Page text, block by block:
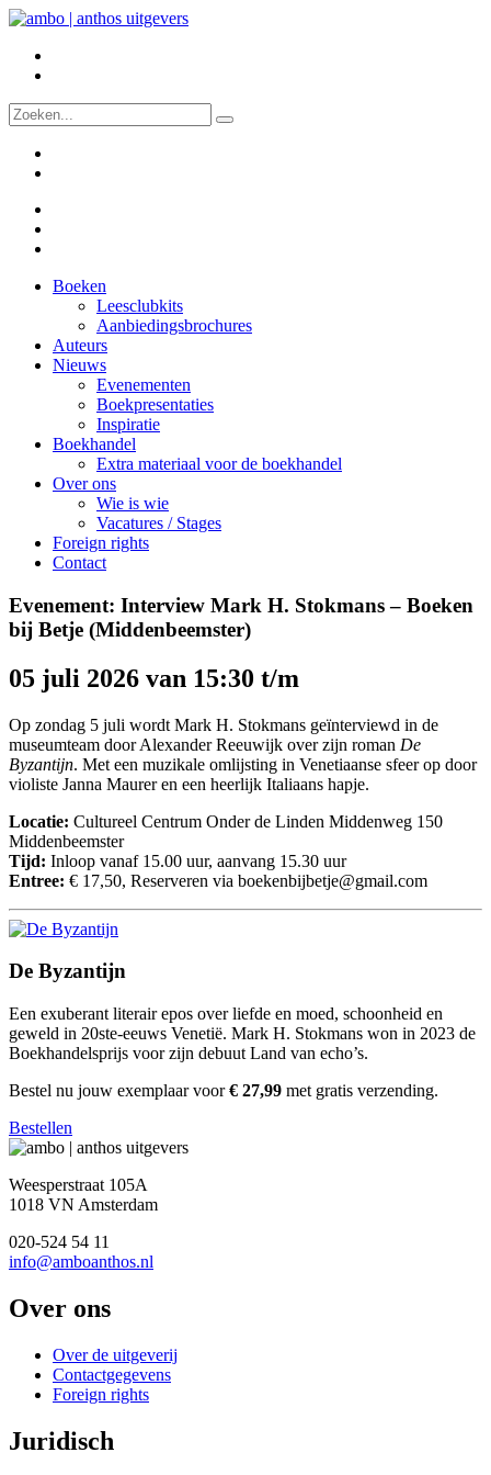
Boeken
Leesclubkits
Aanbiedingsbrochures
Auteurs
Nieuws
Evenementen
Boekpresentaties
Inspiratie
Boekhandel
Extra materiaal voor de boekhandel
Over ons
Wie is wie
Vacatures / Stages
Foreign rights
Contact
Evenement: Interview Mark H. Stokmans – Boeken
bij Betje (Middenbeemster)
05 juli 2026 van 15:30 t/m
Op zondag 5 juli wordt Mark H. Stokmans geïnterviewd in de
museumteam door Alexander Reeuwijk over zijn roman De
Byzantijn. Met een muzikale omlijsting in Venetiaanse sfeer op door
violiste Janna Maurer en een heerlijk Italiaans hapje.
Locatie: Cultureel Centrum Onder de Linden Middenweg 150
Middenbeemster
Tijd: Inloop vanaf 15.00 uur, aanvang 15.30 uur
Entree: € 17,50, Reserveren via boekenbijbetje@gmail.com
De Byzantijn
Een exuberant literair epos over liefde en moed, schoonheid en
geweld in 20ste-eeuws Venetië. Mark H. Stokmans won in 2023 de
Boekhandelsprijs voor zijn debuut Land van echo’s.
Bestel nu jouw exemplaar voor€ 27,99 met gratis verzending.
Bestellen
Weesperstraat 105A
1018 VN Amsterdam
020-524 54 11
info@amboanthos.nl
Over ons
Over de uitgeverij
Contactgegevens
Foreign rights
Juridisch